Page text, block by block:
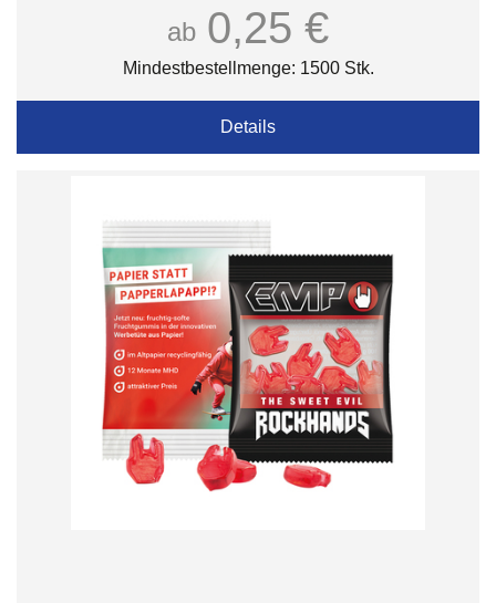
ab 0,25 €
Mindestbestellmenge: 1500 Stk.
Details